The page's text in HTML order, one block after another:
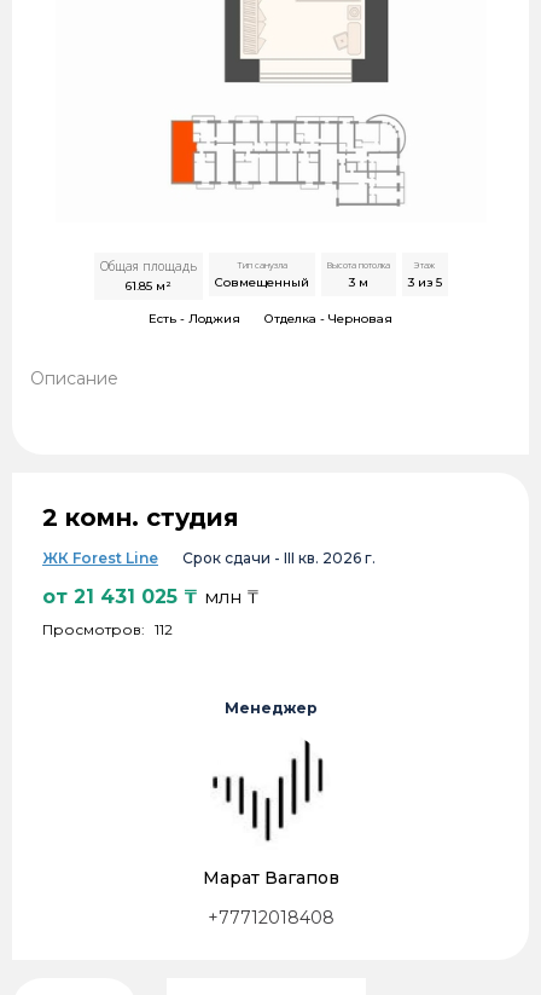
Общая площадь
61.85м²
Тип санузла
Совмещенный
Высота потолка
3м
Этаж
3 из 5
Есть - Лоджия Отделка - Черновая
Описание
2 комн. студия
ЖК Forest Line Срок сдачи - III кв. 2026 г.
от 21 431 025 ₸ млн ₸
Просмотров: 112
Менеджер
Марат Вагапов
+77712018408